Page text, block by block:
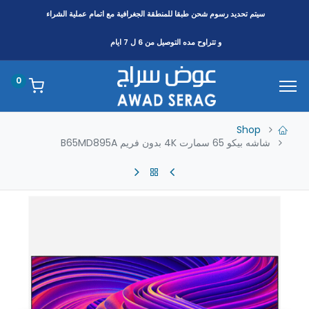
سيتم تحديد رسوم شحن طبقا للمنطقةالجغرافية مع اتمام عملية الشراء
و تتراوح مده التوصيل من 6 ل 7 ايام
0
Shop
شاشه بيكو 65 سمارت 4K بدون فريم B65MD895A